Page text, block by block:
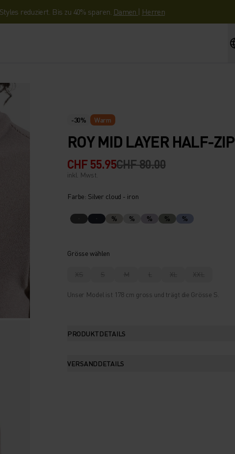
reduziert. Bis zu 40% sparen. Damen | Herren
-30% Warm
ROY MID LAYER HALF-ZIP
CHF 55.95CHF 80.00
inkl. Mwst.
Farbe: Silver cloud - iron
% % % % %
Grösse wählen
XS S M L XL XXL
Unser Model ist 178 cm gross und trägt die Grösse S.
PRODUKTDETAILS
VERSANDDETAILS